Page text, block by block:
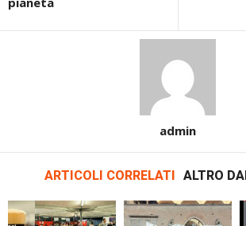
admin
ARTICOLI CORRELATI ALTRO